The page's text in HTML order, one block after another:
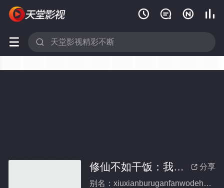
   
 
 分享
修仙不如干饭：我的伙房统治全宗(全集)
别名：xiuxianburuganfanwodehuofangtongzhiquanzong